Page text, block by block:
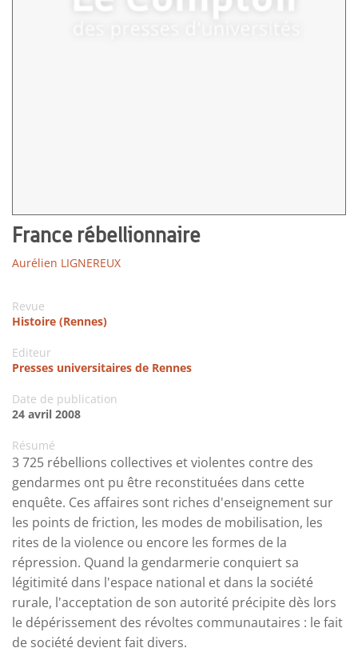
France rébellionnaire
Aurélien LIGNEREUX
Revue
Histoire (Rennes)
Editeur
Presses universitaires de Rennes
Date de publication
24 avril 2008
Résumé
3 725 rébellions collectives et violentes contre des
gendarmes ont pu être reconstituées dans cette
enquête. Ces affaires sont riches d'enseignement sur
les points de friction, les modes de mobilisation, les
rites de la violence ou encore les formes de la
répression. Quand la gendarmerie conquiert sa
légitimité dans l'espace national et dans la société
rurale, l'acceptation de son autorité précipite dès lors
le dépérissement des révoltes communautaires : le fait
de société devient fait divers.